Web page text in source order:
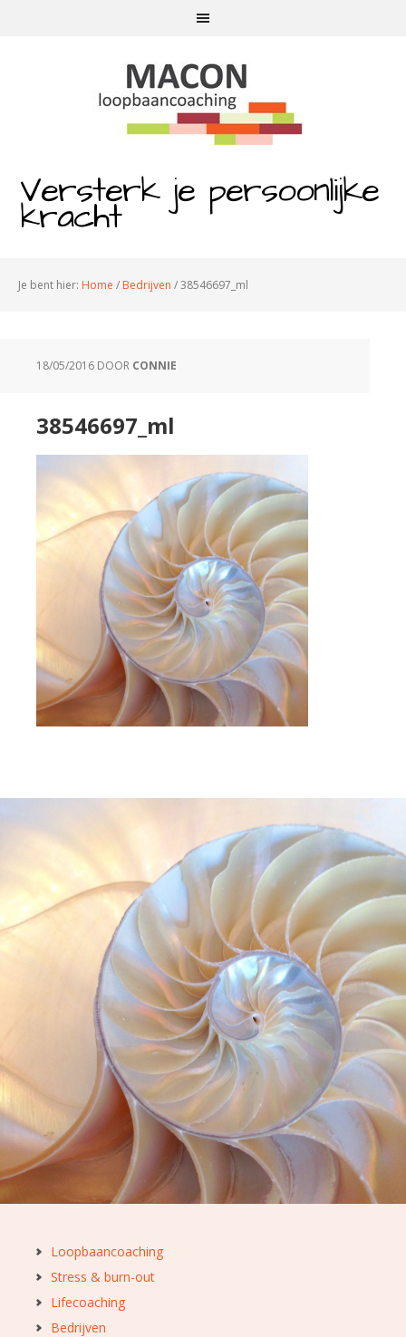
Versterk je persoonlijke
kracht
Je bent hier: Home / Bedrijven /38546697_ml
18/05/2016 DOOR CONNIE
38546697_ml
Loopbaancoaching
Stress & burn-out
Lifecoaching
Bedrijven